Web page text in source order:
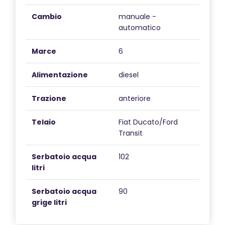
Cambio
manuale -
automatico
Marce 6
Alimentazione diesel
Trazione anteriore
Telaio
Fiat Ducato/Ford
Transit
Serbatoio acqua
litri
102
Serbatoio acqua
grige litri
90